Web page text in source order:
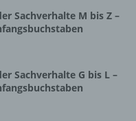
Sachverhalte M bis Z –
Sachverhalte G bis L –
das
ist die